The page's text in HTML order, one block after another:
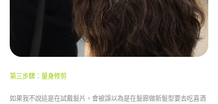
第三步驟：量身修剪
如果我不說這是在試戴髮片，會被誤以為是在髮廊做新髮型要去吃喜酒